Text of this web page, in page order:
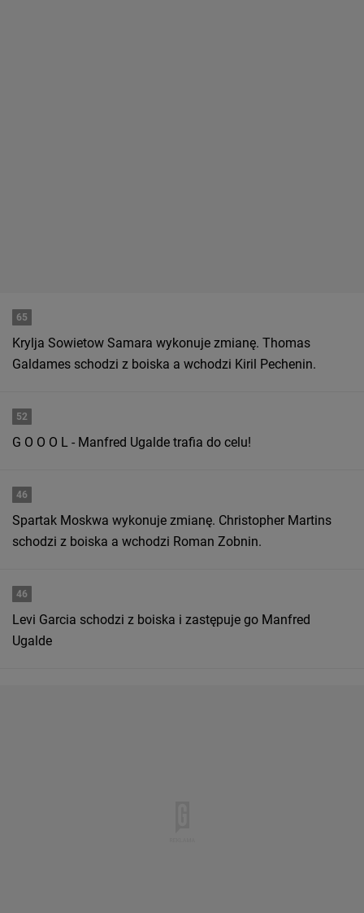
65
Krylja Sowietow Samara wykonuje zmianę. Thomas
Galdames schodzi z boiska a wchodzi Kiril Pechenin.
52
G O O O L - Manfred Ugalde trafia do celu!
46
Spartak Moskwa wykonuje zmianę. Christopher Martins
schodzi z boiska a wchodzi Roman Zobnin.
46
Levi Garcia schodzi z boiska i zastępuje go Manfred
Ugalde